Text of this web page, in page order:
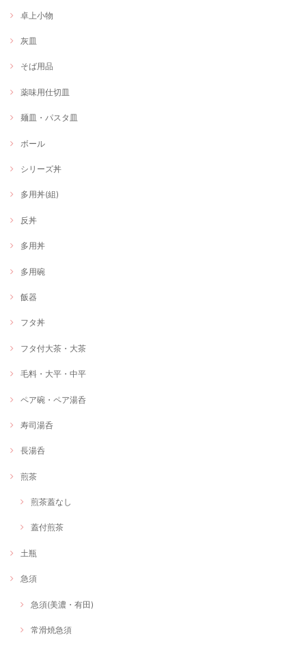
卓上小物
灰皿
そば用品
薬味用仕切皿
麺皿・パスタ皿
ボール
シリーズ丼
多用丼(組)
反丼
多用丼
多用碗
飯器
フタ丼
フタ付大茶・大茶
毛料・大平・中平
ペア碗・ペア湯呑
寿司湯呑
長湯呑
煎茶
煎茶蓋なし
蓋付煎茶
土瓶
急須
急須(美濃・有田)
常滑焼急須